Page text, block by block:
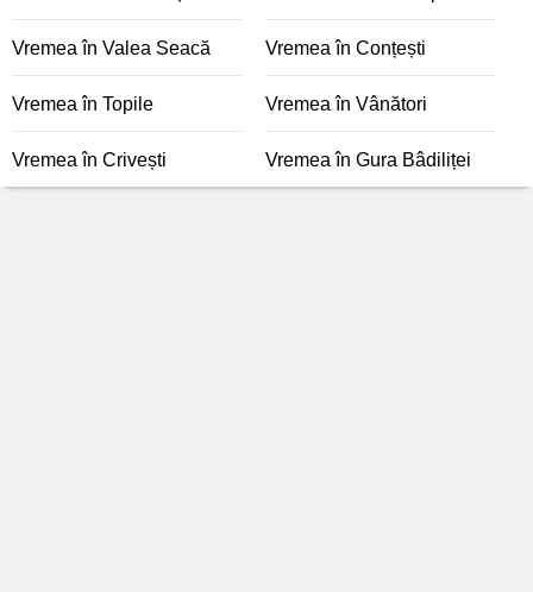
Vremea în Valea Seacă Vremea în Conțești
Vremea în Topile Vremea în Vânători
Vremea în Crivești Vremea în Gura Bâdiliței